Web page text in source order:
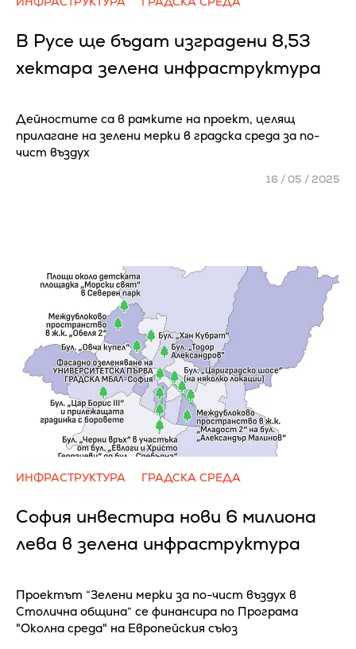
В Русе ще бъдат изградени 8,53
хектара зелена инфраструктура
Дейностите са в рамките на проект, целящ
прилагане на зелени мерки в градска среда за по-
чист въздух
16 / 05 / 2025
ИНФРАСТРУКТУРА ГРАДСКА СРЕДА
София инвестира нови 6 милиона
лева в зелена инфраструктура
Проектът “Зелени мерки за по-чист въздух в
Столична община“ се финансира по Програма
"Околна среда" на Европейския съюз